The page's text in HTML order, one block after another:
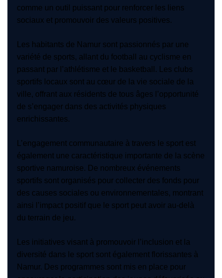
comme un outil puissant pour renforcer les liens
sociaux et promouvoir des valeurs positives.
Les habitants de Namur sont passionnés par une
variété de sports, allant du football au cyclisme en
passant par l’athlétisme et le basketball. Les clubs
sportifs locaux sont au cœur de la vie sociale de la
ville, offrant aux résidents de tous âges l’opportunité
de s’engager dans des activités physiques
enrichissantes.
L’engagement communautaire à travers le sport est
également une caractéristique importante de la scène
sportive namuroise. De nombreux événements
sportifs sont organisés pour collecter des fonds pour
des causes sociales ou environnementales, montrant
ainsi l’impact positif que le sport peut avoir au-delà
du terrain de jeu.
Les initiatives visant à promouvoir l’inclusion et la
diversité dans le sport sont également florissantes à
Namur. Des programmes sont mis en place pour